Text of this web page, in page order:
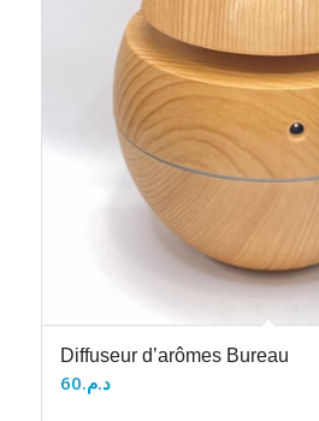
Diffuseur d’arômes Bureau
د.م.60